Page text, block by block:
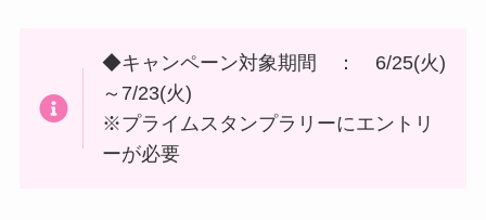
◆キャンペーン対象期間 ： 6/25(火)
～7/23(火)
※プライムスタンプラリーにエントリ
ーが必要